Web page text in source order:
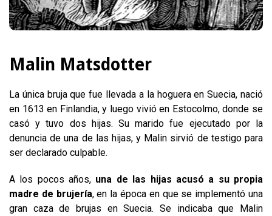
Malin Matsdotter
La única bruja que fue llevada a la hoguera en Suecia, nació
en 1613 en Finlandia, y luego vivió en Estocolmo, donde se
casó y tuvo dos hijas. Su marido fue ejecutado por la
denuncia de una de las hijas, y Malin sirvió de testigo para
ser declarado culpable.
A los pocos años, una de las hijas acusó a su propia
madre de brujería, en la época en que se implementó una
gran caza de brujas en Suecia. Se indicaba que Malin